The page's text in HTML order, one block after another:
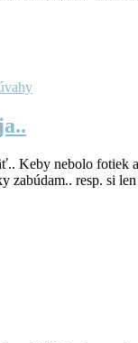
Keby nebolo fotiek
resp. si